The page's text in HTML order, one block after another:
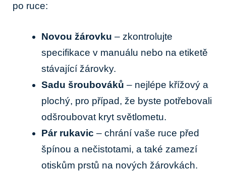
po ruce:
Novou žárovku – zkontrolujte
specifikace v manuálu nebo na etiketě
stávající ​žárovky.
Sadu šroubováků – nejlépe křížový ⁣a
plochý, pro případ, že byste potřebovali
odšroubovat⁣ kryt světlometu.
Pár rukavic – chrání vaše ruce před
špínou a nečistotami, a také zamezí
otiskům prstů na nových žárovkách.